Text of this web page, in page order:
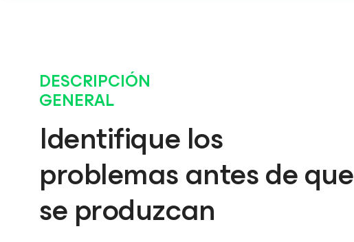
DESCRIPCIÓN
GENERAL
Identifique los
problemas antes de que
se produzcan